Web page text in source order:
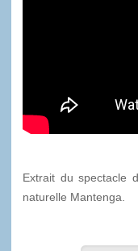
Extrait du spectacle
naturelle Mantenga.